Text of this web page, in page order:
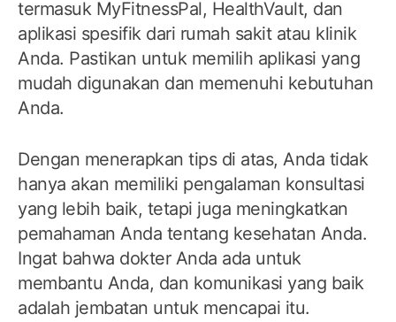
termasuk MyFitnessPal, HealthVault, dan
aplikasi spesifik dari rumah sakit atau klinik
Anda. Pastikan untuk memilih aplikasi yang
mudah digunakan dan memenuhi kebutuhan
Anda.
Dengan menerapkan tips di atas, Anda tidak
hanya akan memiliki pengalaman konsultasi
yang lebih baik, tetapi juga meningkatkan
pemahaman Anda tentang kesehatan Anda.
Ingat bahwa dokter Anda ada untuk
membantu Anda, dan komunikasi yang baik
adalah jembatan untuk mencapai itu.